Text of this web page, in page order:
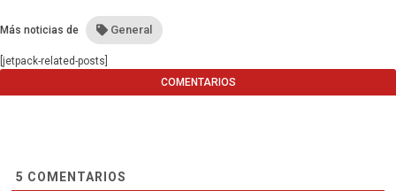
Más noticias de General
[jetpack-related-posts]
COMENTARIOS
5 COMENTARIOS